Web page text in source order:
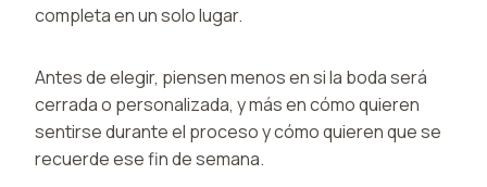
completa en un solo lugar.
Antes de elegir, piensen menos en si la boda será
cerrada o personalizada, y más en cómo quieren
sentirse durante el proceso y cómo quieren que se
recuerde ese fin de semana.